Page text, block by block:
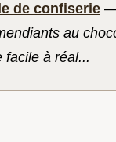
de confiserie
au
facile à réal...